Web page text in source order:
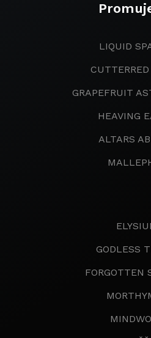
LIQUID
GRAPEFRUIT
HEAVING
ALTARS
GODLESS
FORGOTTEN